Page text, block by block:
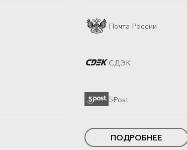
Почта России
СДЭК
5Post
ПОДРОБНЕЕ